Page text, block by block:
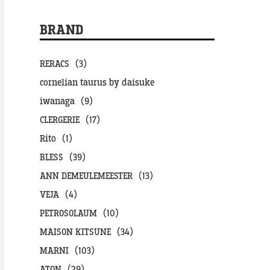
BRAND
RERACS（3）
cornelian taurus by daisuke
iwanaga（9）
CLERGERIE（17）
Rito（1）
BLESS（39）
ANN DEMEULEMEESTER（13）
VEJA（4）
PETROSOLAUM（10）
MAISON KITSUNE（34）
MARNI（103）